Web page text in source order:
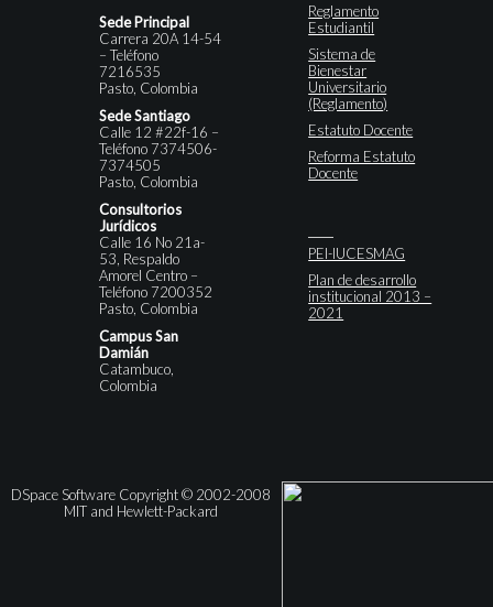
Sede Principal
Carrera 20A 14-54
– Teléfono
7216535
Pasto, Colombia
Sede Santiago
Calle 12 #22f-16 –
Teléfono 7374506-
7374505
Pasto, Colombia
Consultorios
Jurídicos
Calle 16 No 21a-
53, Respaldo
Amorel Centro –
Teléfono 7200352
Pasto, Colombia
Campus San
Damián
Catambuco,
Colombia
Reglamento
Estudiantil
Sistema de
Bienestar
Universitario
(Reglamento)
Estatuto Docente
Reforma Estatuto
Docente
PEI-IUCESMAG
Plan de desarrollo
institucional 2013 –
2021
DSpace Software Copyright © 2002-2008
MIT and Hewlett-Packard